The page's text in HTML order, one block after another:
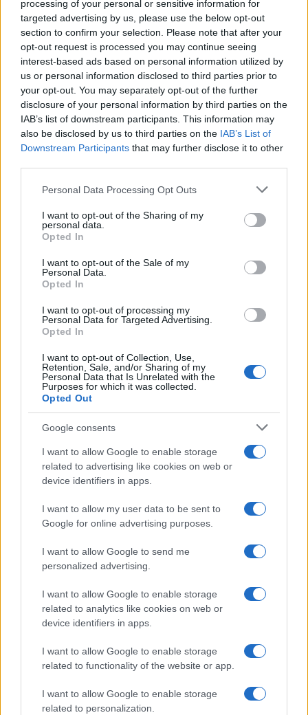
processing of your personal or sensitive information for
targeted advertising by us, please use the below opt-out
section to confirm your selection. Please note that after your
opt-out request is processed you may continue seeing
interest-based ads based on personal information utilized by
us or personal information disclosed to third parties prior to
your opt-out. You may separately opt-out of the further
disclosure of your personal information by third parties on the
IAB’s list of downstream participants. This information may
also be disclosed by us to third parties on the IAB’s List of
Downstream Participants that may further disclose it to other
Please note that this website/app uses one or more Google
not limited to your visit or usage behaviour. You may click to
grant or deny consent to Google and its third-party tags to
use your data for below specified purposes in below Google
consent section.
Personal Data Processing Opt Outs
I want to opt-out of the Sharing of my
personal data.
Opted In
I want to opt-out of the Sale of my
Personal Data.
Opted In
I want to opt-out of processing my
Personal Data for Targeted Advertising.
Opted In
I want to opt-out of Collection, Use,
Retention, Sale, and/or Sharing of my
Personal Data that Is Unrelated with the
Purposes for which it was collected.
Opted Out
Google consents
I want to allow Google to enable storage
related to advertising like cookies on web or
device identifiers in apps.
I want to allow my user data to be sent to
Google for online advertising purposes.
I want to allow Google to send me
personalized advertising.
I want to allow Google to enable storage
related to analytics like cookies on web or
device identifiers in apps.
I want to allow Google to enable storage
related to functionality of the website or app.
I want to allow Google to enable storage
related to personalization.
έχει και ένα παιδί το ποσό ανεβαίνει στα 391,36 ευρώ.
επίδομα που θα προκύψει κατά τα ανωτέρω δεν δύναται
ποσού των 80 ευρώ ούτε να υπερβαίνει το ποσό των 650
Το επίδομα χορηγείται υπό τον όρο ο δικαιούχος να έχει
αγορές καυσίμων θέρμανσης αξίας μεγαλύτερης ή ίσης με
επιδόματος, από 1η Οκτωβρίου 2020 έως και 28
για το πετρέλαιο θέρμανσης από 15 Οκτωβρίου 2020 και
λαμβάνονται υπόψη αγορές που έγιναν από την 1η Ιουνίου
περίπτωση που η αξία αγοράς υπολείπεται του ανωτέρω
δικαιούχος λαμβάνει επίδομα ίσο με το ήμισυ (1/2) της
που πραγματοποίησε το ίδιο διάστημα.
Σημειώνεται πως για τις περιπτώσεις των οικισμών που
συμπεριληφθεί στον κατάλογο για την εφαρμογή του
Κώδικα στον οποίο υπάγεται ο οικισμός. Αντίστοιχα, για
που ενδέχεται να μην συμπεριλαμβάνεται κάποιος
λαμβάνεται ο Μέσος Συντελεστής Επιδότησης του Δήμου
υπάγεται ο οικισμός. Ο Μέσος Συντελεστής επιδότησης
οικισμός στα όρια του αντίστοιχου Ταχυδρομικού Κώδικα
Tελευταίες Ειδήσεις για την Παιδεία και την εργασία στο